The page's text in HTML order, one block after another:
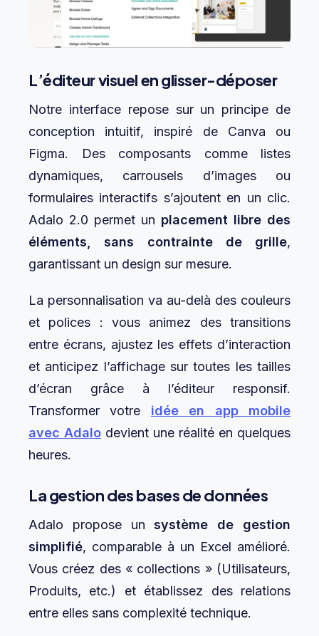
L’éditeur visuel en glisser-déposer
Notre interface repose sur un principe de
conception intuitif, inspiré de Canva ou
Figma. Des composants comme listes
dynamiques, carrousels d’images ou
formulaires interactifs s’ajoutent en un clic.
Adalo 2.0 permet un placement libre des
éléments, sans contrainte de grille,
garantissant un design sur mesure.
La personnalisation va au-delà des couleurs
et polices : vous animez des transitions
entre écrans, ajustez les effets d’interaction
et anticipez l’affichage sur toutes les tailles
d’écran grâce à l’éditeur responsif.
Transformer votre idée en app mobile
avec Adalo devient une réalité en quelques
heures.
La gestion des bases de données
Adalo propose unsystème de gestion
simplifié, comparable à un Excel amélioré.
Vous créez des « collections » (Utilisateurs,
Produits, etc.) et établissez des relations
entre elles sans complexité technique.